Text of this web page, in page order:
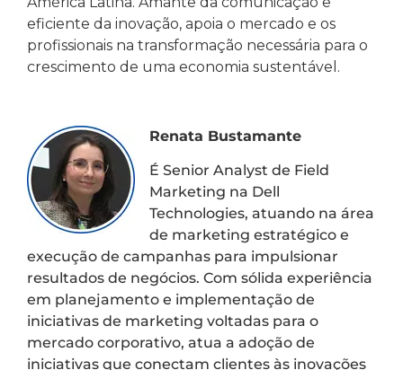
eficiente da inovação, apoia o mercado e os
profissionais na transformação necessária para o
crescimento de uma economia sustentável.
Renata Bustamante
É Senior Analyst de Field
Marketing na Dell
Technologies, atuando na área
de marketing estratégico e
execução de campanhas para impulsionar
resultados de negócios. Com sólida experiência
em planejamento e implementação de
iniciativas de marketing voltadas para o
mercado corporativo, atua a adoção de
iniciativas que conectam clientes às inovações